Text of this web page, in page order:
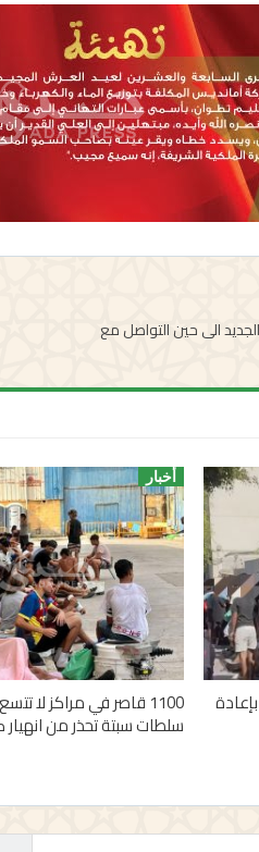
الى حين التواصل مع
أخبار
سلطات سبتة تحذر من